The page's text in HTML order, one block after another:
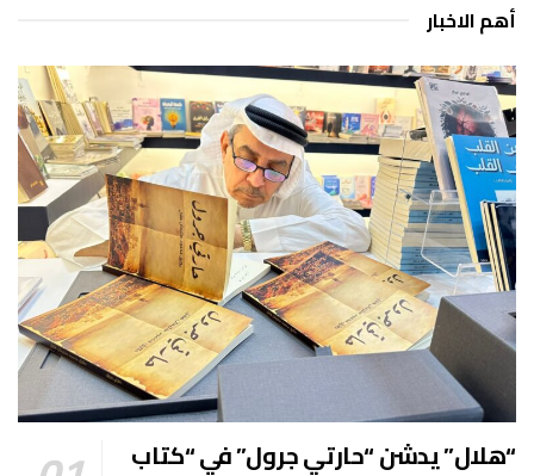
أهم الاخبار
“هلال” يدشن “حارتي جرول” في “كتاب